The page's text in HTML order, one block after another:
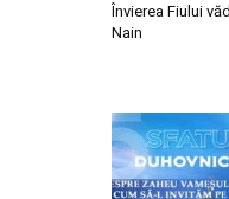
Învierea Fiului
Nain